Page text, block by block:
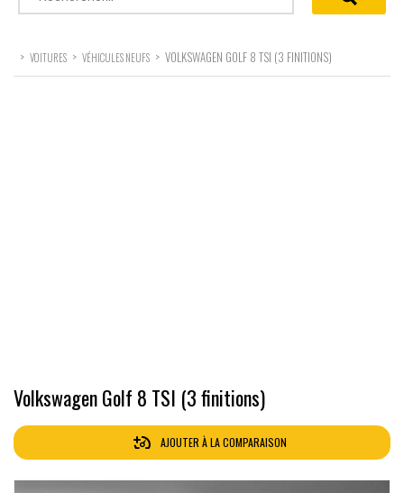
> VOITURES > VÉHICULES NEUFS > VOLKSWAGEN GOLF 8 TSI (3 FINITIONS)
Volkswagen Golf 8 TSI (3 finitions)
AJOUTER À LA COMPARAISON